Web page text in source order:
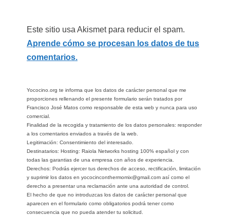
Este sitio usa Akismet para reducir el spam.
Aprende cómo se procesan los datos de tus
comentarios.
Yococino.org te informa que los datos de carácter personal que me
proporciones rellenando el presente formulario serán tratados por
Francisco José Matos como responsable de esta web y nunca para uso
comercial.
Finalidad de la recogida y tratamiento de los datos personales: responder
a los comentarios enviados a través de la web.
Legitimación: Consentimiento del interesado.
Destinatarios: Hosting: Raiola Networks hosting 100% español y con
todas las garantias de una empresa con años de experiencia.
Derechos: Podrás ejercer tus derechos de acceso, rectificación, limitación
y suprimir los datos en yococinconthermomix@gmail.com así como el
derecho a presentar una reclamación ante una autoridad de control.
El hecho de que no introduzcas los datos de carácter personal que
aparecen en el formulario como obligatorios podrá tener como
consecuencia que no pueda atender tu solicitud.